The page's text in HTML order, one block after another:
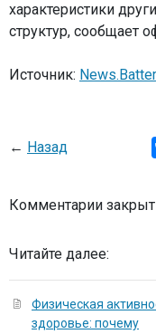
характеристики
структур, сообщает
Источник:
← Назад
Комментарии
Читайте далее:
Физическая
здоровье: почему